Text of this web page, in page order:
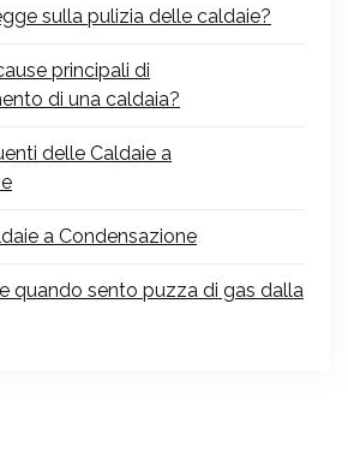
sulla pulizia delle caldaie?
principali di
di una caldaia?
delle Caldaie a
a Condensazione
quando sento puzza di gas dalla